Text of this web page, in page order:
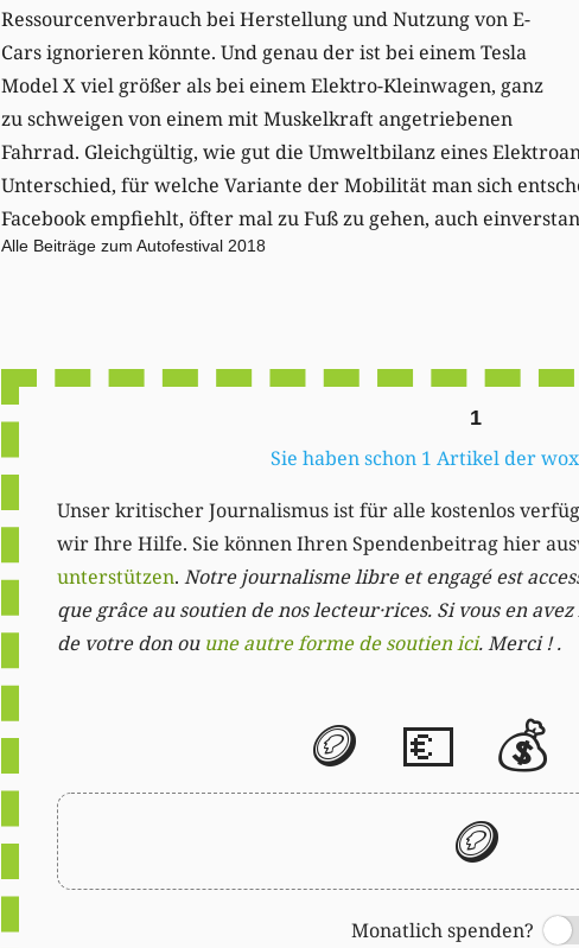
Ressourcenverbrauch bei Herstellung und Nutzung von E-
Cars ignorieren könnte. Und genau der ist bei einem Tesla
Model X viel größer als bei einem Elektro-Kleinwagen, ganz
zu schweigen von einem mit Muskelkraft angetriebenen
Fahrrad. Gleichgültig, wie gut die Umweltbilanz eines
Unterschied, für welche Variante der Mobilität man sich
Facebook empfiehlt, öfter mal zu Fuß zu gehen, auch
Alle Beiträge zum Autofestival 2018
1
Sie haben schon 1 Artikel der
Unser kritischer Journalismus ist für alle kostenlos
wir Ihre Hilfe. Sie können Ihren Spendenbeitrag hier
unterstützen. Notre journalisme libre et engagé est
que grâce au soutien de nos lecteur·rices. Si vous en
de votre don ou une autre forme de soutien ici. Merci ! .
🪙 💶 💰
🪙
Monatlich spenden?
Switch